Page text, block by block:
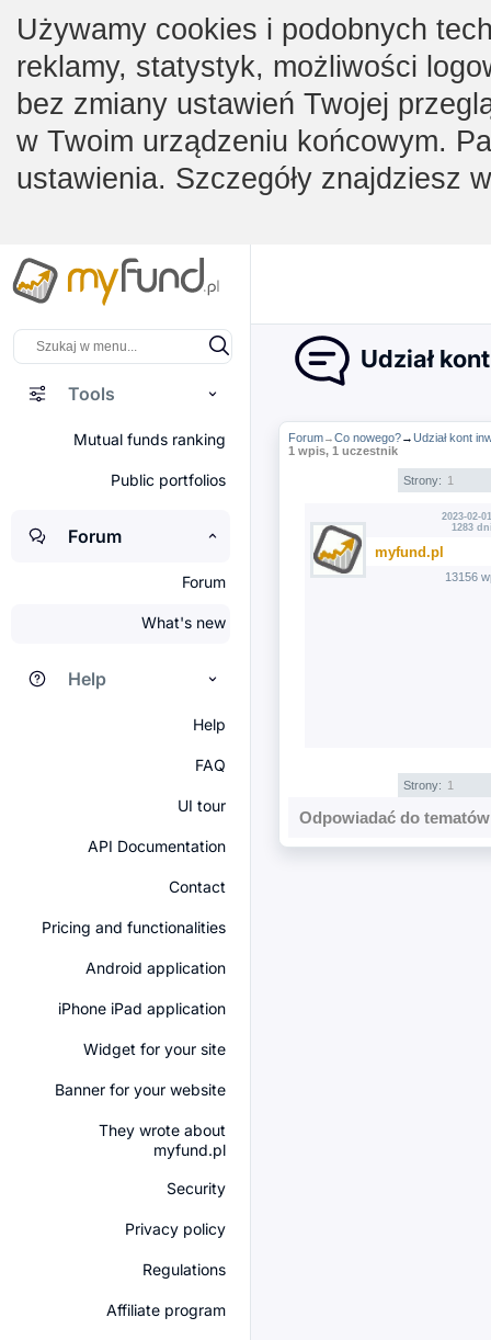
Używamy cookies i podobnych
reklamy, statystyk, możliwości
bez zmiany ustawień Twojej
w Twoim urządzeniu końcowym.
ustawienia. Szczegóły znajdziesz
Tools
Mutual funds ranking
Public portfolios
Forum
Forum
What's new
Help
Help
FAQ
UI tour
API Documentation
Contact
Pricing and functionalities
Android application
iPhone iPad application
Widget for your site
Banner for your website
They wrote about
myfund.pl
Security
Privacy policy
Regulations
Affiliate program
Udział
Forum→Co nowego?→Udział kont
1 wpis, 1 uczestnik
Strony: 1
2023-02-
1283
myfund.pl
13156
Strony: 1
Odpowiadać do